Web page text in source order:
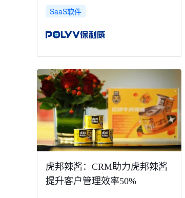
SaaS软件
虎邦辣酱：CRM助力虎邦辣酱
提升客户管理效率50%